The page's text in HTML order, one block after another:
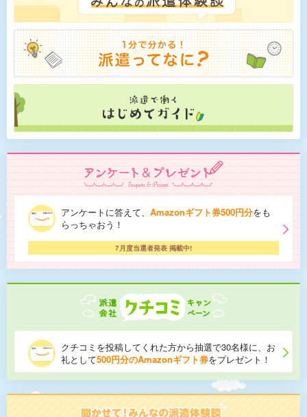
アンケートに答えて、 Amazonギフト券500円分をも
らっちゃおう！
7月度当選者発表 掲載中!
クチコミを投稿してくれた方から抽選で30名様に、お
礼として500円分のAmazonギフト券をプレゼント！